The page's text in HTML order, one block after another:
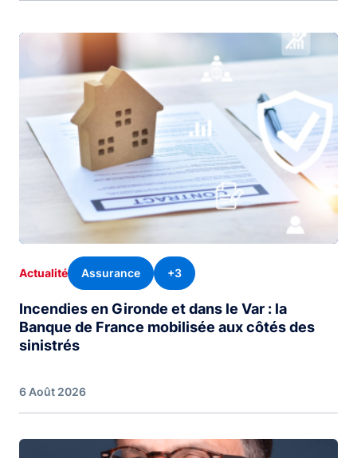
Actualité Assurance +3
Incendies en Gironde et dans le Var : la
Banque de France mobilisée aux côtés des
sinistrés
6 Août 2026
Image